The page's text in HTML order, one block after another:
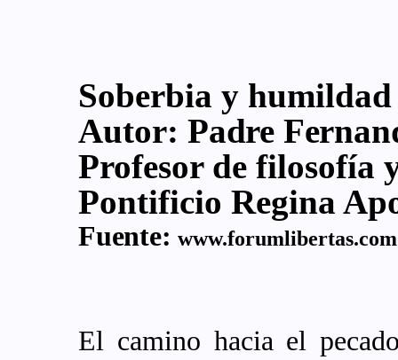
Soberbia y humildad
Autor: Padre
Profesor de filosofía
Pontificio Regina
Fuente:www.forumlibertas.com
El camino hacia el